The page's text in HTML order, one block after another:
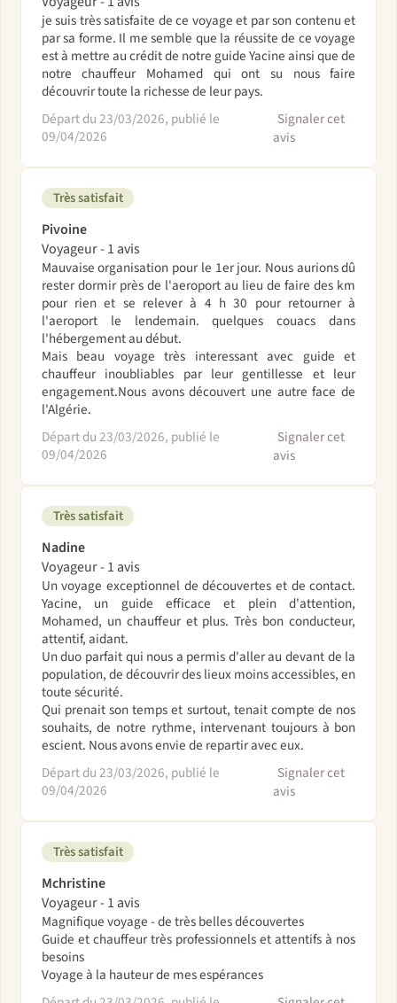
je suis très satisfaite de ce voyage et par son contenu et
par sa forme. Il me semble que la réussite de ce voyage
est à mettre au crédit de notre guide Yacine ainsi que de
notre chauffeur Mohamed qui ont su nous faire
découvrir toute la richesse de leur pays.
Départ du 23/03/2026, publié le
09/04/2026
Signaler cet
avis
Très satisfait
Pivoine
Voyageur - 1 avis
Mauvaise organisation pour le 1er jour. Nous aurions dû
rester dormir près de l'aeroport au lieu de faire des km
pour rien et se relever à 4 h 30 pour retourner à
l'aeroport le lendemain. quelques couacs dans
l'hébergement au début.
Mais beau voyage très interessant avec guide et
chauffeur inoubliables par leur gentillesse et leur
engagement.Nous avons découvert une autre face de
l'Algérie.
Départ du 23/03/2026, publié le
09/04/2026
Signaler cet
avis
Très satisfait
Nadine
Voyageur - 1 avis
Un voyage exceptionnel de découvertes et de contact.
Yacine, un guide efficace et plein d'attention,
Mohamed, un chauffeur et plus. Très bon conducteur,
attentif, aidant.
Un duo parfait qui nous a permis d'aller au devant de la
population, de découvrir des lieux moins accessibles, en
toute sécurité.
Qui prenait son temps et surtout, tenait compte de nos
souhaits, de notre rythme, intervenant toujours à bon
escient. Nous avons envie de repartir avec eux.
Départ du 23/03/2026, publié le
09/04/2026
Signaler cet
avis
Très satisfait
Mchristine
Voyageur - 1 avis
Magnifique voyage - de très belles découvertes
Guide et chauffeur très professionnels et attentifs à nos
besoins
Voyage à la hauteur de mes espérances